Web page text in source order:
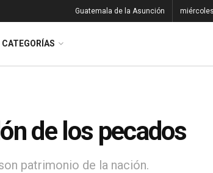
Guatemala de la Asunción
CATEGORÍAS
de los pecados
patrimonio de la nación.